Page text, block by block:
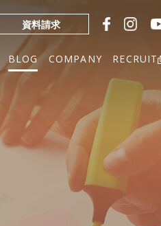
資料請求
BLOG COMPANY RECRUIT